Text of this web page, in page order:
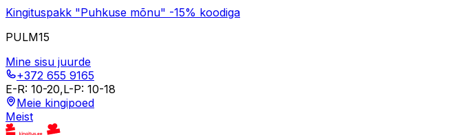
Kingituspakk "Puhkuse mõnu" -15% koodiga
PULM15
Mine sisu juurde
+372 655 9165
E-R: 10-20,L-P: 10-18
Meie kingipoed
Meist